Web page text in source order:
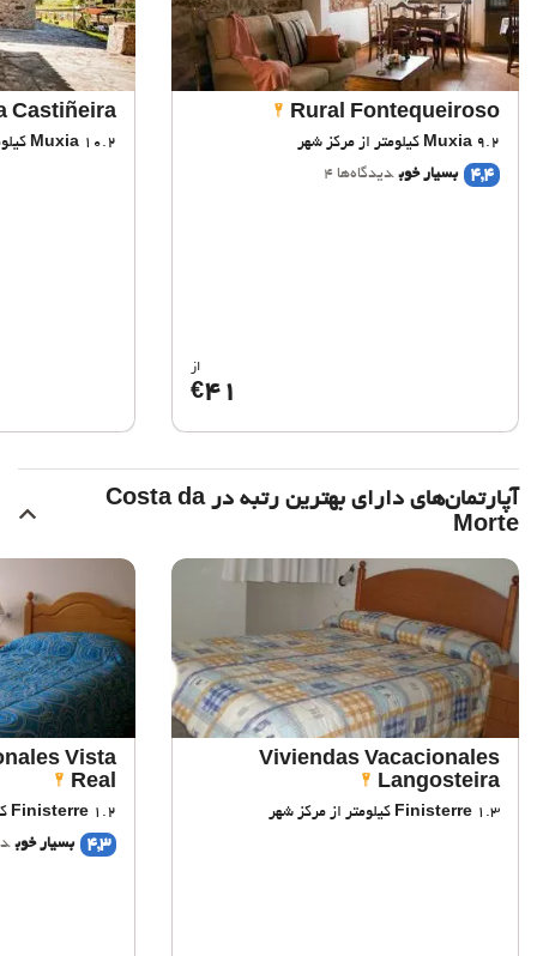
Rural Fontequeiroso
Muxia 9.2 کیلومتر از مرکز شهر
4,4 بسیار خوب دیدگاه‌ها 4
از
€41
Castiñeira
Muxia 10.2 کیلومتر از مرکز شهر
آپارتمان‌های دارای بهترین رتبه در Costa da
Morte
Viviendas Vacacionales
Langosteira
Finisterre 1.3 کیلومتر از مرکز شهر
Vista
Real
Finisterre 1.2 کیلومتر از مرکز شهر
4,3 بسیار خوب